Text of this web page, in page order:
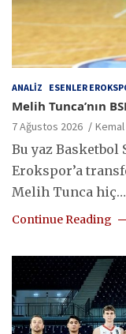
ANALIZ ESENLER
Melih Tunca’nın
7 Ağustos 2026
Bu yaz
Erokspor’a
Melih Tunca hiç…
Continue Reading